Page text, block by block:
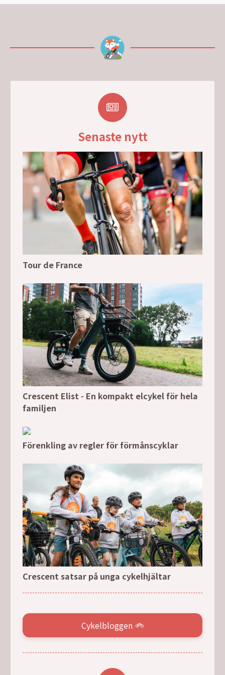
Senaste nytt
Tour de France
Crescent Elist - En kompakt elcykel för hela
familjen
Förenkling av regler för förmånscyklar
Crescent satsar på unga cykelhjältar
Cykelbloggen